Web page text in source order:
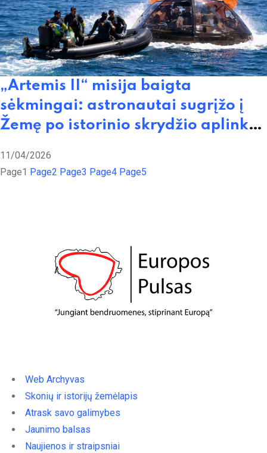
„Artemis II“ misija baigta
sėkmingai: astronautai sugrįžo į
Žemę po istorinio skrydžio aplink
11/04/2026
Page1 Page2 Page3 Page4 Page5
Web Archyvas
Skonių ir istorijų žemėlapis
Atrask savo galimybes
Jaunimo balsas
Naujienos ir straipsniai